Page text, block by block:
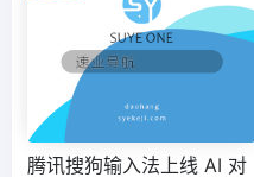
腾讯搜狗输入法上线 AI 对